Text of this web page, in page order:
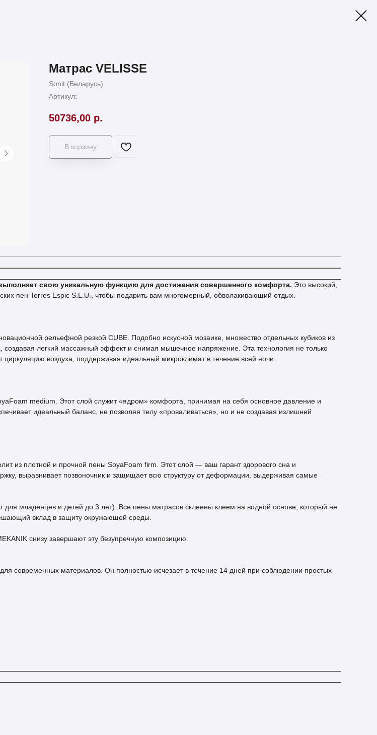
Матрас VELISSE
Sonit (Беларусь)
Артикул:
50736,00 р.
В корзину
свою уникальную функцию для достижения совершенного комфорта. Это высокий,
пен Torres Espic S.L.U., чтобы подарить вам многомерный, обволакивающий отдых.
рельефной резкой CUBE. Подобно искусной мозаике, множество отдельных кубиков из
легкий массажный эффект и снимая мышечное напряжение. Эта технология не только
воздуха, поддерживая идеальный микроклимат в течение всей ночи.
medium. Этот слой служит «ядром» комфорта, принимая на себя основное давление и
идеальный баланс, не позволяя телу «проваливаться», но и не создавая излишней
из плотной и прочной пены SoyaFoam firm. Этот слой — ваш гарант здорового сна и
выравнивает позвоночник и защищает всю структуру от деформации, выдерживая самые
для младенцев и детей до 3 лет). Все пены матрасов склеены клеем на водной основе, который не
вклад в защиту окружающей среды.
снизу завершают эту безупречную композицию.
современных материалов. Он полностью исчезает в течение 14 дней при соблюдении простых